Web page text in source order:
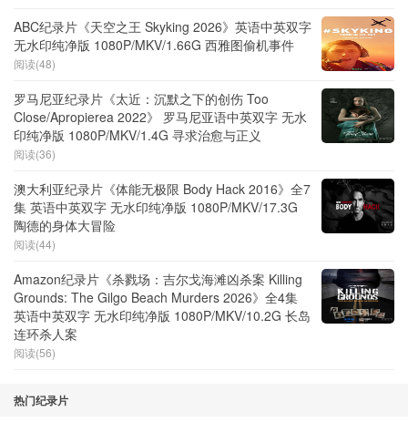
ABC纪录片《天空之王 Skyking 2026》英语中英双字
无水印纯净版 1080P/MKV/1.66G 西雅图偷机事件
阅读(48)
罗马尼亚纪录片《太近：沉默之下的创伤 Too
Close/Apropierea 2022》 罗马尼亚语中英双字 无水
印纯净版 1080P/MKV/1.4G 寻求治愈与正义
阅读(36)
澳大利亚纪录片《体能无极限 Body Hack 2016》全7
集 英语中英双字 无水印纯净版 1080P/MKV/17.3G
陶德的身体大冒险
阅读(44)
Amazon纪录片《杀戮场：吉尔戈海滩凶杀案 Killing
Grounds: The Gilgo Beach Murders 2026》全4集
英语中英双字 无水印纯净版 1080P/MKV/10.2G 长岛
连环杀人案
阅读(56)
热门纪录片